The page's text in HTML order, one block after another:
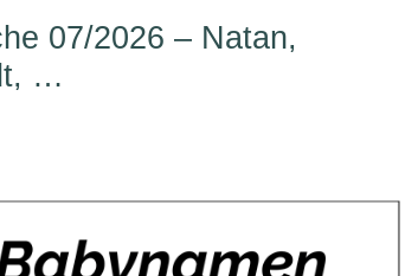
07/2026 – Natan,
…